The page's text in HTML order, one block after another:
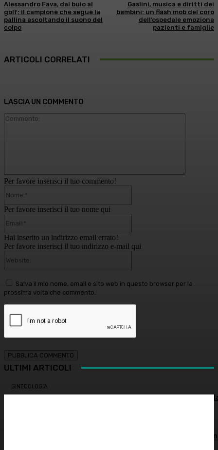
Alessandro Fava, dal buio al
golf: il campione che segue la
pallina ascoltando il suono del
colpo
Gaslini, musica e diritti dei
bambini: un flash mob del coro
dell’ospedale emoziona
pazienti e famiglie
ARTICOLI CORRELATI
LASCIA UN COMMENTO
Per favore inserisci il tuo commento!
Per favore inserisci il tuo nome qui
Hai inserito un indirizzo email errato!
Per favore inserisci il tuo indirizzo e-mail qui
Salva il mio nome, email e sito web in questo browser per la
prossima volta che commento.
ULTIMI ARTICOLI
GINECOLOGIA
Salute sessuale femminile: cosa sapere per proteggere
Virus creati con l’intelligenza artificiale: è la prima volta